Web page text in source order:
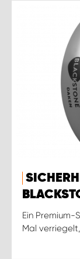
Ein Premium-
Mal